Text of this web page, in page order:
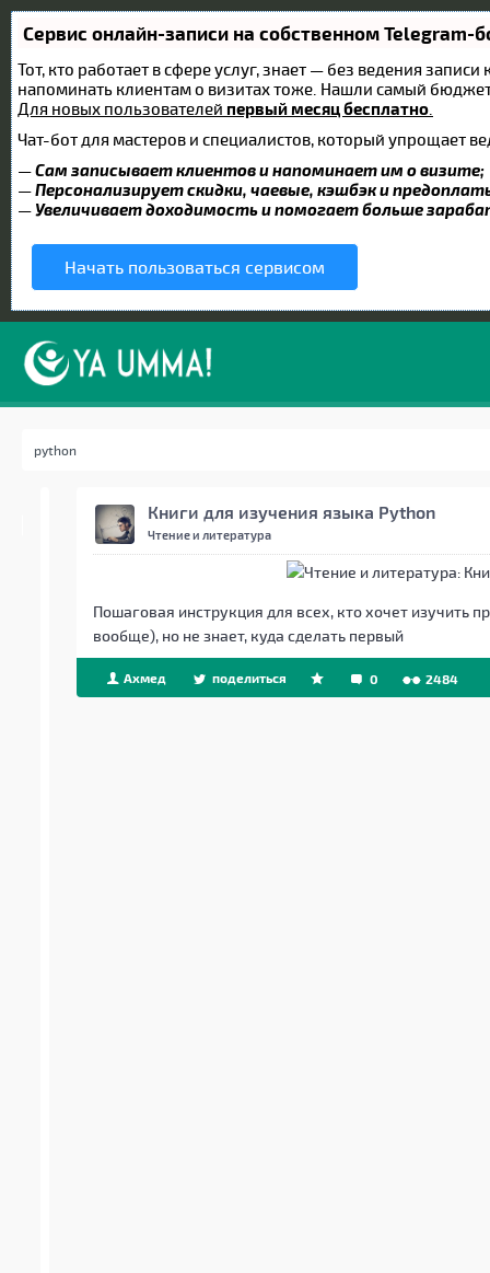
Сервис онлайн-записи на собственном Telegram-
Тот, кто работает в сфере услуг, знает — без ведения
напоминать клиентам о визитах тоже. Нашли самый
Для новых пользователей первый месяц бесплатно
Чат-бот для мастеров и специалистов, который упрощает
—Сам записывает клиентов и напоминает им о визите;
—Персонализирует скидки, чаевые, кэшбэк и
— Увеличивает доходимость и помогает больше
Начать пользоваться сервисом
Книги для изучения языка Python
Чтение и литература
Пошаговая инструкция для всех, кто хочет
вообще), но не знает, куда сделать первый
Ахмед поделиться 0 2484